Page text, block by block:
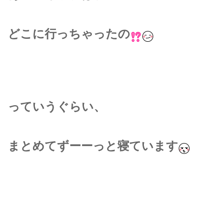
どこに行っちゃったの
っていうぐらい、
まとめてずーーっと寝ています